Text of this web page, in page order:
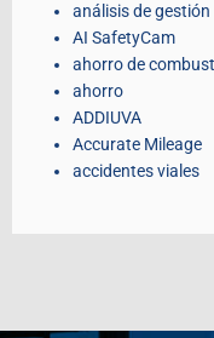
análisis de gestión
AI SafetyCam
ahorro de
ahorro
ADDIUVA
Accurate Mileage
accidentes viales